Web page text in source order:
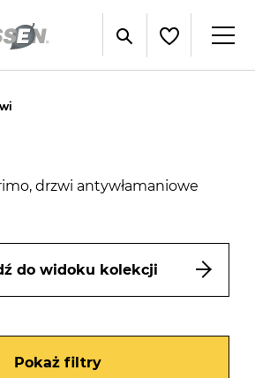
drzwi antywłamaniowe
do widoku kolekcji
Pokaż filtry